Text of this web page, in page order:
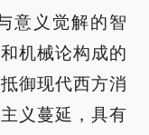
意义觉解的智
机械论构成的
御现代西方消
义蔓延，具有